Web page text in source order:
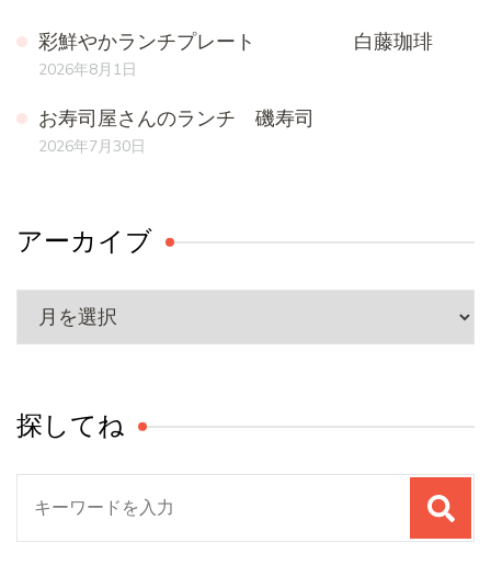
彩鮮やかランチプレート 白藤珈琲
2026年8月1日
お寿司屋さんのランチ 磯寿司
2026年7月30日
アーカイブ
ー
ブ
探してね